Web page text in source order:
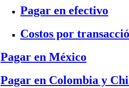
Pagar en efectivo
Costos por
Pagar en México
Pagar en Colombia y